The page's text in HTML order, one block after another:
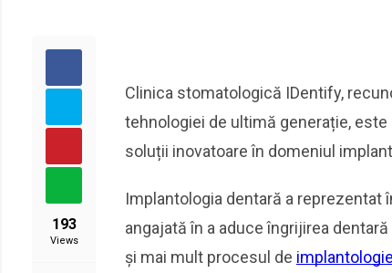
193
Views
Clinica stomatologică IDentify,
tehnologiei de ultimă generație,
soluții inovatoare în domeniul
Implantologia dentară a reprezentat
angajată în a aduce îngrijirea
și mai mult procesul de implantologie